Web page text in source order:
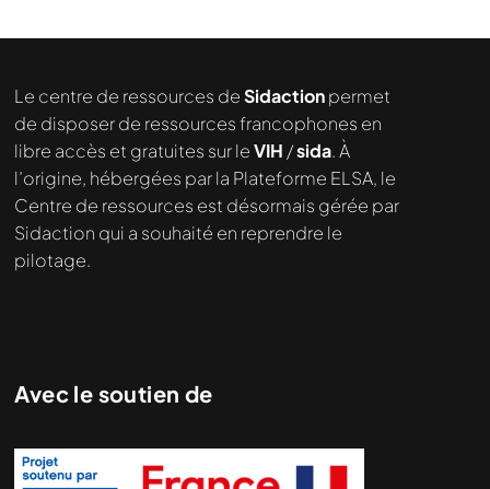
Nous cherchons le contenu
Le centre de ressources deSidactionpermet
de disposer de ressources francophones en
libre accès et gratuites sur leVIH /sida. À
l’origine, hébergées par la Plateforme ELSA, le
Centre de ressources est désormais gérée par
Sidaction qui a souhaité en reprendre le
pilotage.
Avec le soutien de